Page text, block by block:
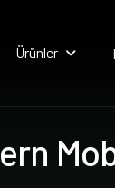
Ürünler
ern Mo